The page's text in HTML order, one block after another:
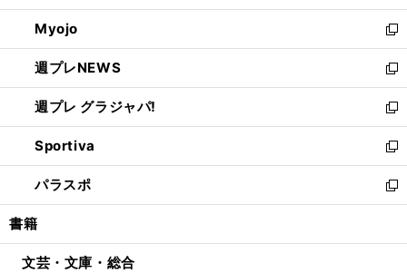
開
く
ウ
で
開
く
ン
ド
ウ
で
開
く
ウ
ィ
ン
ド
ウ
で
開
く
Myojo
新
し
い
ウ
ィ
ン
ド
ウ
で
開
週プレNEWS
新
し
い
ウ
ィ
ン
ド
ウ
開
週プレ グラジャパ!
新
し
い
ウ
ィ
ン
ウ
Sportiva
新
し
い
ウ
ン
パラスポ
新
し
ウ
書籍
文芸・文庫・総合